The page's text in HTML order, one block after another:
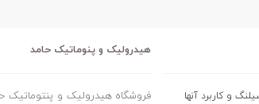
و کاربرد آنها
هیدرولیک و پنوماتیک حامد
فروشگاه هیدرولیک و پنتوماتیک